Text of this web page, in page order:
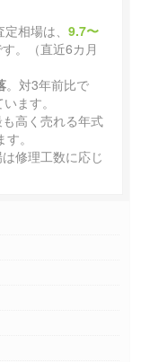
定相場は、9.7〜
す。（直近6カ月
。対3年前比で
います。
も高く売れる年式
。
修理工数に応じ